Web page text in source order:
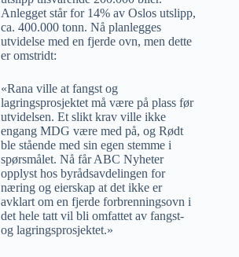
Anlegget står for 14% av Oslos utslipp,
ca. 400.000 tonn. Nå planlegges
utvidelse med en fjerde ovn, men dette
er omstridt:
«Rana ville at fangst og
lagringsprosjektet må være på plass før
utvidelsen. Et slikt krav ville ikke
engang MDG være med på, og Rødt
ble stående med sin egen stemme i
spørsmålet. Nå får ABC Nyheter
opplyst hos byrådsavdelingen for
næring og eierskap at det ikke er
avklart om en fjerde forbrenningsovn i
det hele tatt vil bli omfattet av fangst-
og lagringsprosjektet.»